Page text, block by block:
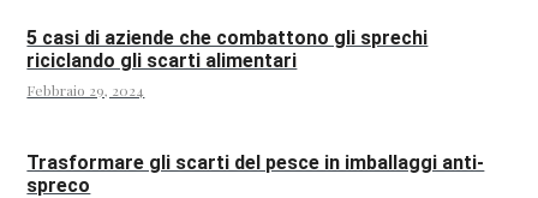
5 casi di aziende che combattono gli sprechi
riciclando gli scarti alimentari
Febbraio 29, 2024
Trasformare gli scarti del pesce in imballaggi anti-
spreco